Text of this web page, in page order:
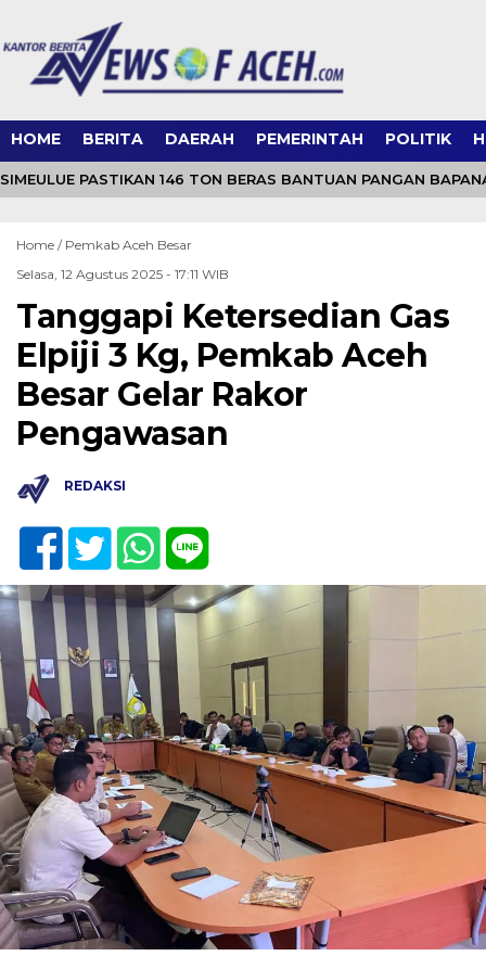
HOME BERITA DAERAH PEMERINTAH POLITIK
PASTIKAN 146 TON BERAS BANTUAN PANGAN
Home / Pemkab Aceh Besar
Selasa, 12 Agustus 2025 - 17:11 WIB
Tanggapi Ketersedian Gas
Elpiji 3 Kg, Pemkab Aceh
Besar Gelar Rakor
Pengawasan
REDAKSI